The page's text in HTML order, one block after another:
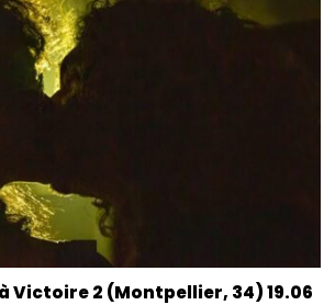
Victoire 2 (Montpellier, 34) 19.06